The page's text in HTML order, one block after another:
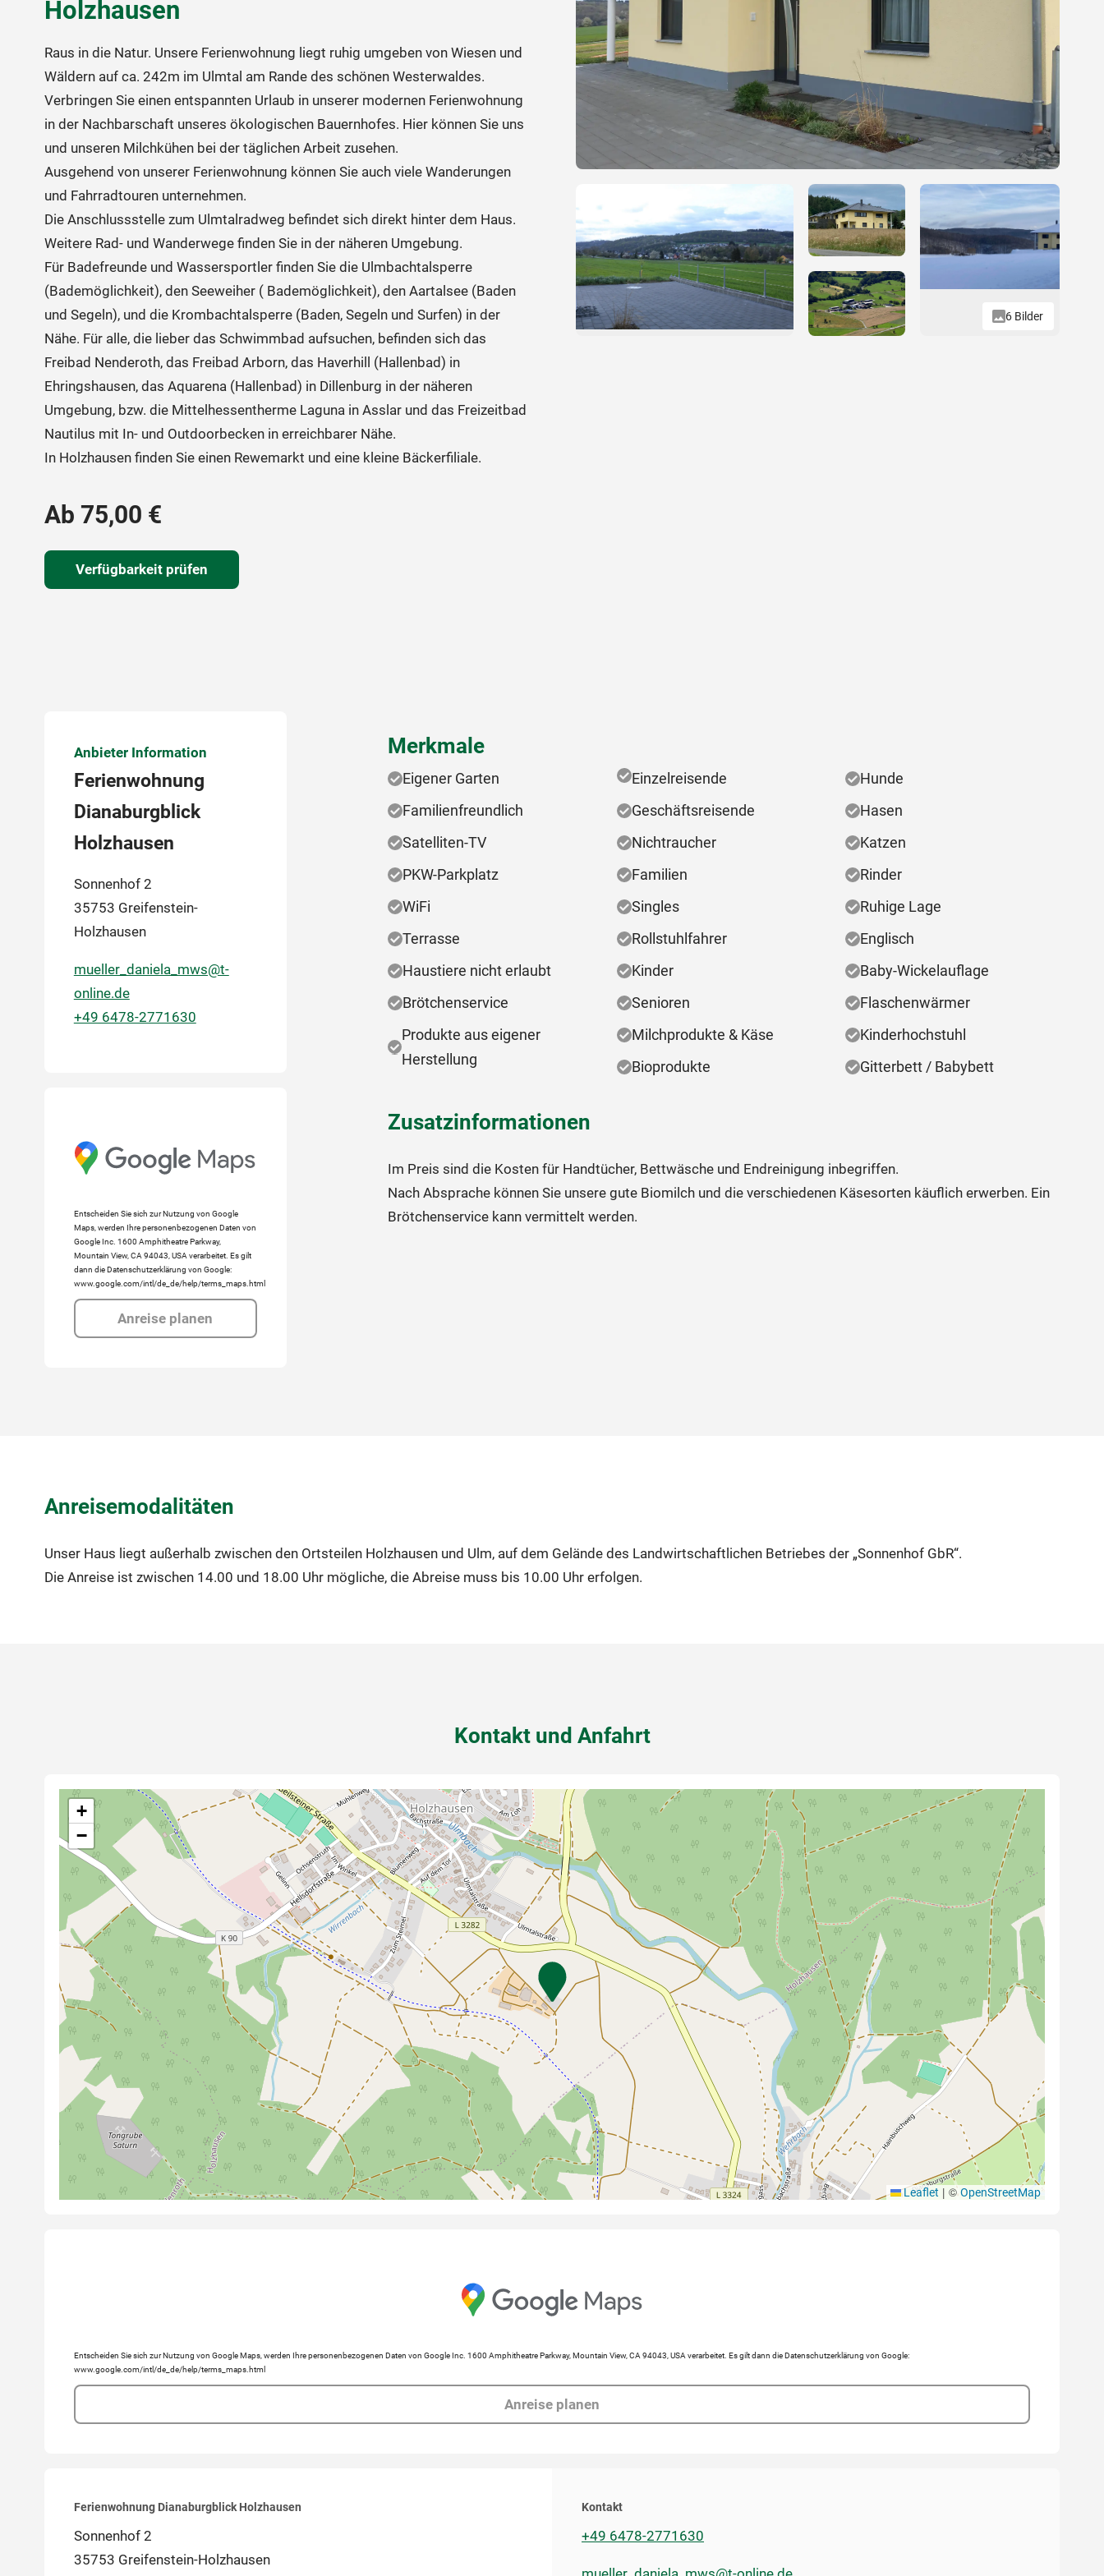
Holzhausen
Raus in die Natur. Unsere Ferienwohnung liegt ruhig umgeben von Wiesen und
Wäldern auf ca. 242m im Ulmtal am Rande des schönen Westerwaldes.
Verbringen Sie einen entspannten Urlaub in unserer modernen Ferienwohnung
in der Nachbarschaft unseres ökologischen Bauernhofes. Hier können Sie uns
und unseren Milchkühen bei der täglichen Arbeit zusehen.
Ausgehend von unserer Ferienwohnung können Sie auch viele Wanderungen
und Fahrradtouren unternehmen.
Die Anschlussstelle zum Ulmtalradweg befindet sich direkt hinter dem Haus.
Weitere Rad- und Wanderwege finden Sie in der näheren Umgebung.
Für Badefreunde und Wassersportler finden Sie die Ulmbachtalsperre
(Bademöglichkeit), den Seeweiher ( Bademöglichkeit), den Aartalsee (Baden
und Segeln), und die Krombachtalsperre (Baden, Segeln und Surfen) in der
Nähe. Für alle, die lieber das Schwimmbad aufsuchen, befinden sich das
Freibad Nenderoth, das Freibad Arborn, das Haverhill (Hallenbad) in
Ehringshausen, das Aquarena (Hallenbad) in Dillenburg in der näheren
Umgebung, bzw. die Mittelhessentherme Laguna in Asslar und das Freizeitbad
Nautilus mit In- und Outdoorbecken in erreichbarer Nähe.
In Holzhausen finden Sie einen Rewemarkt und eine kleine Bäckerfiliale.
Ab 75,00 €
Verfügbarkeit prüfen
6 Bilder
Anbieter Information
Ferienwohnung
Dianaburgblick
Holzhausen
Sonnenhof 2
35753 Greifenstein-
Holzhausen
mueller_daniela_mws@t-
online.de
+49 6478-2771630
Entscheiden Sie sich zur Nutzung von Google
Maps, werden Ihre personenbezogenen Daten von
Google Inc. 1600 Amphitheatre Parkway,
Mountain View, CA 94043, USA verarbeitet. Es gilt
dann die Datenschutzerklärung von Google:
www.google.com/intl/de_de/help/terms_maps.html
Anreise planen
Merkmale
Eigener Garten
Familienfreundlich
Satelliten-TV
PKW-Parkplatz
WiFi
Terrasse
Haustiere nicht erlaubt
Brötchenservice
Produkte aus eigener
Herstellung
Einzelreisende
Geschäftsreisende
Nichtraucher
Familien
Singles
Rollstuhlfahrer
Kinder
Senioren
Milchprodukte & Käse
Bioprodukte
Hunde
Hasen
Katzen
Rinder
Ruhige Lage
Englisch
Baby-Wickelauflage
Flaschenwärmer
Kinderhochstuhl
Gitterbett / Babybett
Zusatzinformationen
Im Preis sind die Kosten für Handtücher, Bettwäsche und Endreinigung inbegriffen.
Nach Absprache können Sie unsere gute Biomilch und die verschiedenen Käsesorten käuflich erwerben. Ein
Brötchenservice kann vermittelt werden.
Anreisemodalitäten
Unser Haus liegt außerhalb zwischen den Ortsteilen Holzhausen und Ulm, auf dem Gelände des Landwirtschaftlichen Betriebes der „Sonnenhof GbR“.
Die Anreise ist zwischen 14.00 und 18.00 Uhr mögliche, die Abreise muss bis 10.00 Uhr erfolgen.
Kontakt und Anfahrt
+
−
Leaflet | ©OpenStreetMap
Entscheiden Sie sich zur Nutzung von Google Maps, werden Ihre personenbezogenen Daten von Google Inc. 1600 Amphitheatre Parkway, Mountain View, CA 94043, USA verarbeitet. Es gilt dann die Datenschutzerklärung von Google:
www.google.com/intl/de_de/help/terms_maps.html
Anreise planen
Ferienwohnung Dianaburgblick Holzhausen
Sonnenhof 2
35753 Greifenstein-Holzhausen
Kontakt
+49 6478-2771630